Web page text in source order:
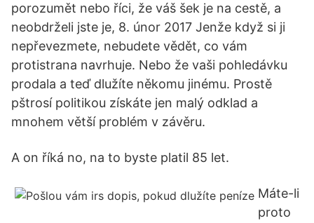
porozumět nebo říci, že váš šek je na cestě, a
neobdrželi jste je, 8. únor 2017 Jenže když si ji
nepřevezmete, nebudete vědět, co vám
protistrana navrhuje. Nebo že vaši pohledávku
prodala a teď dlužíte někomu jinému. Prostě
pštrosí politikou získáte jen malý odklad a
mnohem větší problém v závěru.
A on říká no, na to byste platil 85 let.
Máte-li
proto